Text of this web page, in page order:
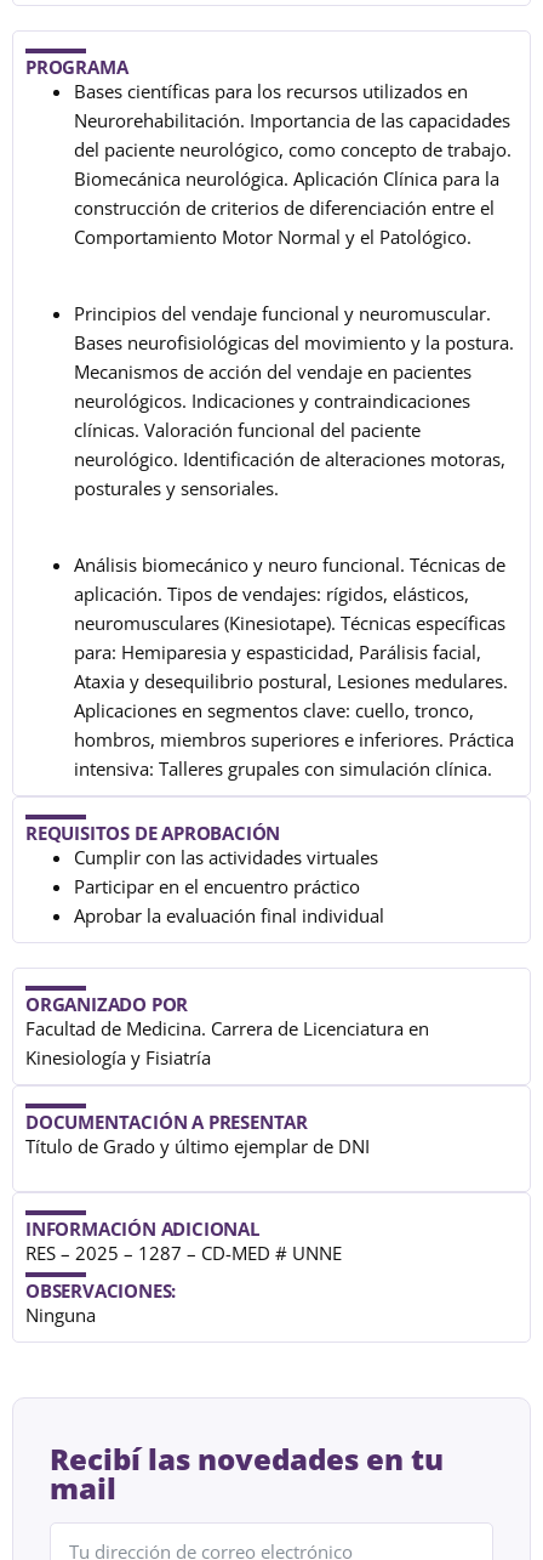
PROGRAMA
Bases científicas para los recursos utilizados en
Neurorehabilitación. Importancia de las capacidades
del paciente neurológico, como concepto de trabajo.
Biomecánica neurológica. Aplicación Clínica para la
construcción de criterios de diferenciación entre el
Comportamiento Motor Normal y el Patológico.
Principios del vendaje funcional y neuromuscular.
Bases neurofisiológicas del movimiento y la postura.
Mecanismos de acción del vendaje en pacientes
neurológicos. Indicaciones y contraindicaciones
clínicas. Valoración funcional del paciente
neurológico. Identificación de alteraciones motoras,
posturales y sensoriales.
Análisis biomecánico y neuro funcional. Técnicas de
aplicación. Tipos de vendajes: rígidos, elásticos,
neuromusculares (Kinesiotape). Técnicas específicas
para: Hemiparesia y espasticidad, Parálisis facial,
Ataxia y desequilibrio postural, Lesiones medulares.
Aplicaciones en segmentos clave: cuello, tronco,
hombros, miembros superiores e inferiores. Práctica
intensiva: Talleres grupales con simulación clínica.
REQUISITOS DE APROBACIÓN
Cumplir con las actividades virtuales
Participar en el encuentro práctico
Aprobar la evaluación final individual
ORGANIZADO POR
Facultad de Medicina. Carrera de Licenciatura en
Kinesiología y Fisiatría
DOCUMENTACIÓN A PRESENTAR
Título de Grado y último ejemplar de DNI
INFORMACIÓN ADICIONAL
RES – 2025 – 1287 – CD-MED # UNNE
OBSERVACIONES:
Ninguna
Recibí las novedades en tu
mail